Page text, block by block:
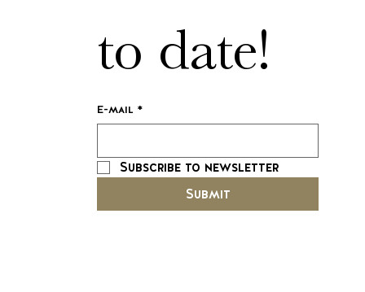
to date!
E-mail *
Subscribe to newsletter
Submit